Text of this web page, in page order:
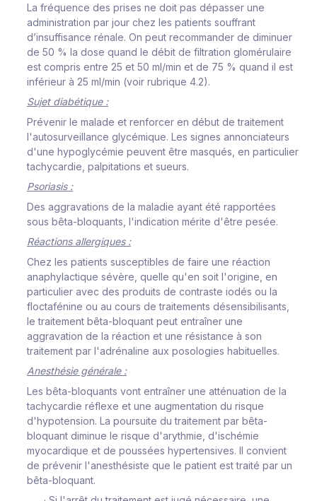
La fréquence des prises ne doit pas dépasser une
administration par jour chez les patients souffrant
d’insuffisance rénale. On peut recommander de diminuer
de 50 % la dose quand le débit de filtration glomérulaire
est compris entre 25 et 50 ml/min et de 75 % quand il est
inférieur à 25 ml/min (voir rubrique 4.2).
Sujet diabétique :
Prévenir le malade et renforcer en début de traitement
l'autosurveillance glycémique. Les signes annonciateurs
d'une hypoglycémie peuvent être masqués, en particulier
tachycardie, palpitations et sueurs.
Psoriasis :
Des aggravations de la maladie ayant été rapportées
sous bêta-bloquants, l'indication mérite d'être pesée.
Réactions allergiques :
Chez les patients susceptibles de faire une réaction
anaphylactique sévère, quelle qu'en soit l'origine, en
particulier avec des produits de contraste iodés ou la
floctafénine ou au cours de traitements désensibilisants,
le traitement bêta-bloquant peut entraîner une
aggravation de la réaction et une résistance à son
traitement par l'adrénaline aux posologies habituelles.
Anesthésie générale :
Les bêta-bloquants vont entraîner une atténuation de la
tachycardie réflexe et une augmentation du risque
d'hypotension. La poursuite du traitement par bêta-
bloquant diminue le risque d'arythmie, d'ischémie
myocardique et de poussées hypertensives. Il convient
de prévenir l'anesthésiste que le patient est traité par un
bêta-bloquant.